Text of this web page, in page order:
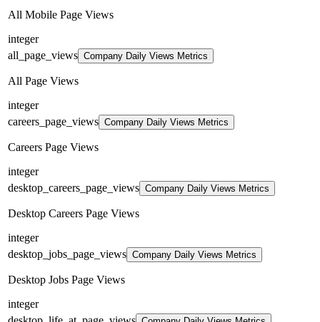
All Mobile Page Views
integer
all_page_views Company Daily Views Metrics
All Page Views
integer
careers_page_views Company Daily Views Metrics
Careers Page Views
integer
desktop_careers_page_views Company Daily Views Metrics
Desktop Careers Page Views
integer
desktop_jobs_page_views Company Daily Views Metrics
Desktop Jobs Page Views
integer